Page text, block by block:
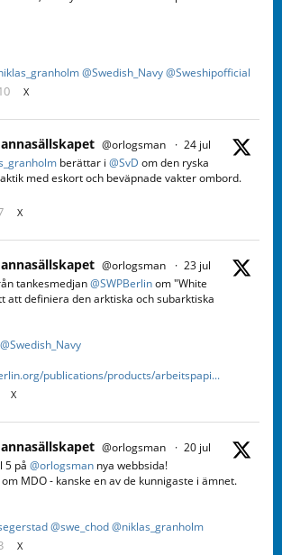
@Swedish_Navy@Sweshipofficial
X
@orlogsman · 24 jul
berättar i @SvD om den ryska
med eskort och beväpnade vakter ombord.
X
@orlogsman · 23 jul
tankesmedjan@SWPBerlinom "White
att definiera den arktiska och subarktiska
@Swedish_Navy
publications/products/arbeitspapi...
X
@orlogsman · 20 jul
5 på @orlogsman nya webbsida!
MDO - kanske en av de kunnigaste i ämnet.
@swe_chod@niklas_granholm
X